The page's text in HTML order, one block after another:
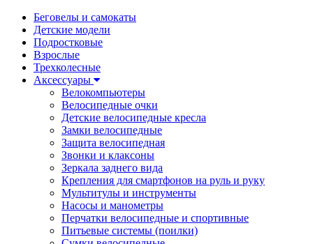
Беговелы и самокаты
Детские модели
Подростковые
Взрослые
Трехколесные
Аксессуары
Велокомпьютеры
Велосипедные очки
Детские велосипедные кресла
Замки велосипедные
Защита велосипедная
Звонки и клаксоны
Зеркала заднего вида
Крепления для смартфонов на руль и руку
Мультитулы и инструменты
Насосы и манометры
Перчатки велосипедные и спортивные
Питьевые системы (поилки)